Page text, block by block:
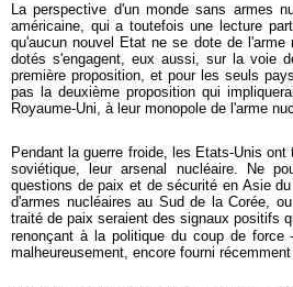
La perspective d'un monde sans armes
américaine, qui a toutefois une lecture
qu'aucun nouvel Etat ne se dote de
dotés s'engagent, eux aussi, sur la voie
première proposition, et pour les seuls
pas la deuxième proposition qui
Royaume-Uni, à leur monopole de l'arme
Pendant la guerre froide, les Etats-Unis
soviétique, leur arsenal nucléaire. Ne
questions de paix et de sécurité en Asie
d'armes nucléaires au Sud de la Corée,
traité de paix seraient des signaux positifs
renonçant à la politique du coup de force
malheureusement, encore fourni